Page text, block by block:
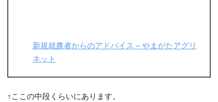
新規就農者からのアドバイス – やまがたアグリ
ネット
↑ここの中段くらいにあります。